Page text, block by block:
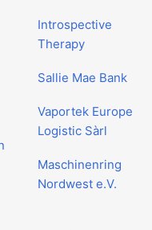
Introspective
Therapy
Sallie Mae Bank
Vaportek Europe
Logistic Sàrl
Maschinenring
Nordwest e.V.